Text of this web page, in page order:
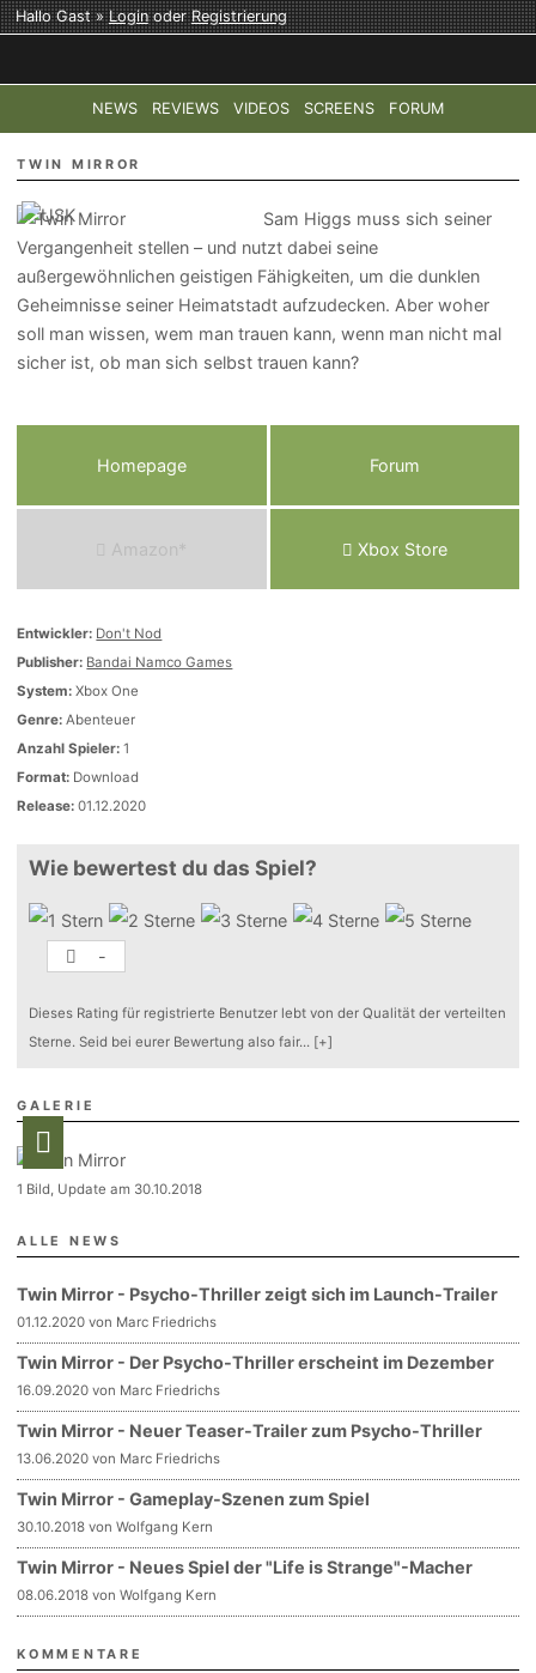
Hallo Gast »LoginoderRegistrierung
NEWS REVIEWS VIDEOS SCREENS FORUM
TOP-THEMEN: COD: MODERN WARFARE 4 HALO:
TWIN MIRROR
Sam Higgs muss sich seiner
Vergangenheit stellen – und nutzt dabei seine
außergewöhnlichen geistigen Fähigkeiten, um die dunklen
Geheimnisse seiner Heimatstadt aufzudecken. Aber woher
soll man wissen, wem man trauen kann, wenn man nicht mal
sicher ist, ob man sich selbst trauen kann?
Homepage Forum
Amazon* Xbox Store
Entwickler: Don't Nod
Publisher: Bandai Namco Games
System: Xbox One
Genre: Abenteuer
Anzahl Spieler: 1
Format: Download
Release: 01.12.2020
Wie bewertest du das Spiel?
-
Dieses Rating für registrierte Benutzer lebt von der Qualität der verteilten
Sterne. Seid bei eurer Bewertung also fair... [+]
GALERIE
1 Bild, Update am 30.10.2018
ALLE NEWS
Twin Mirror - Psycho-Thriller zeigt sich im Launch-Trailer
01.12.2020 von Marc Friedrichs
Twin Mirror - Der Psycho-Thriller erscheint im Dezember
16.09.2020 von Marc Friedrichs
Twin Mirror - Neuer Teaser-Trailer zum Psycho-Thriller
13.06.2020 von Marc Friedrichs
Twin Mirror - Gameplay-Szenen zum Spiel
30.10.2018 von Wolfgang Kern
Twin Mirror - Neues Spiel der "Life is Strange"-Macher
08.06.2018 von Wolfgang Kern
KOMMENTARE